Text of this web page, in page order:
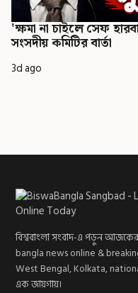
'ক্ষমা না চাইলে সেফ
সংসদীয় কমিটির বার্তা
3d ago
বিশ্ববাংলা সংবাদ-এ পড়ুন
bangla news online &
West Bengal, Kolkata,
এক জায়গায়।